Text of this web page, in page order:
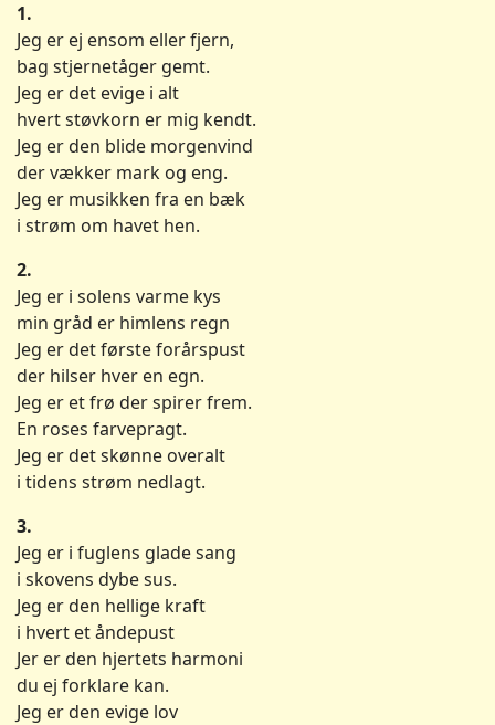
1.
Jeg er ej ensom eller fjern,
bag stjernetåger gemt.
Jeg er det evige i alt
hvert støvkorn er mig kendt.
Jeg er den blide morgenvind
der vækker mark og eng.
Jeg er musikken fra en bæk
i strøm om havet hen.
2.
Jeg er i solens varme kys
min gråd er himlens regn
Jeg er det første forårspust
der hilser hver en egn.
Jeg er et frø der spirer frem.
En roses farvepragt.
Jeg er det skønne overalt
i tidens strøm nedlagt.
3.
Jeg er i fuglens glade sang
i skovens dybe sus.
Jeg er den hellige kraft
i hvert et åndepust
Jer er den hjertets harmoni
du ej forklare kan.
Jeg er den evige lov